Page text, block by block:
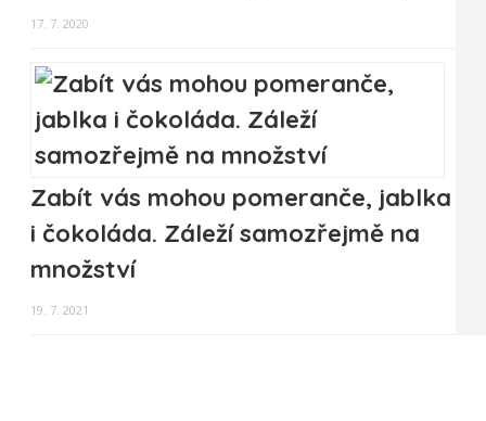
17. 7. 2020
Zabít vás mohou pomeranče, jablka
i čokoláda. Záleží samozřejmě na
množství
19. 7. 2021